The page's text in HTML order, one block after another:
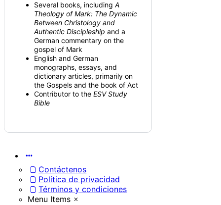
Several books, including A
Theology of Mark: The Dynamic
Between Christology and
Authentic Discipleship and a
German commentary on the
gospel of Mark
English and German
monographs, essays, and
dictionary articles, primarily on
the Gospels and the book of Act
Contributor to the ESV Study
Bible
Items
Contáctenos
Política de privacidad
Términos y condiciones
Menu Items